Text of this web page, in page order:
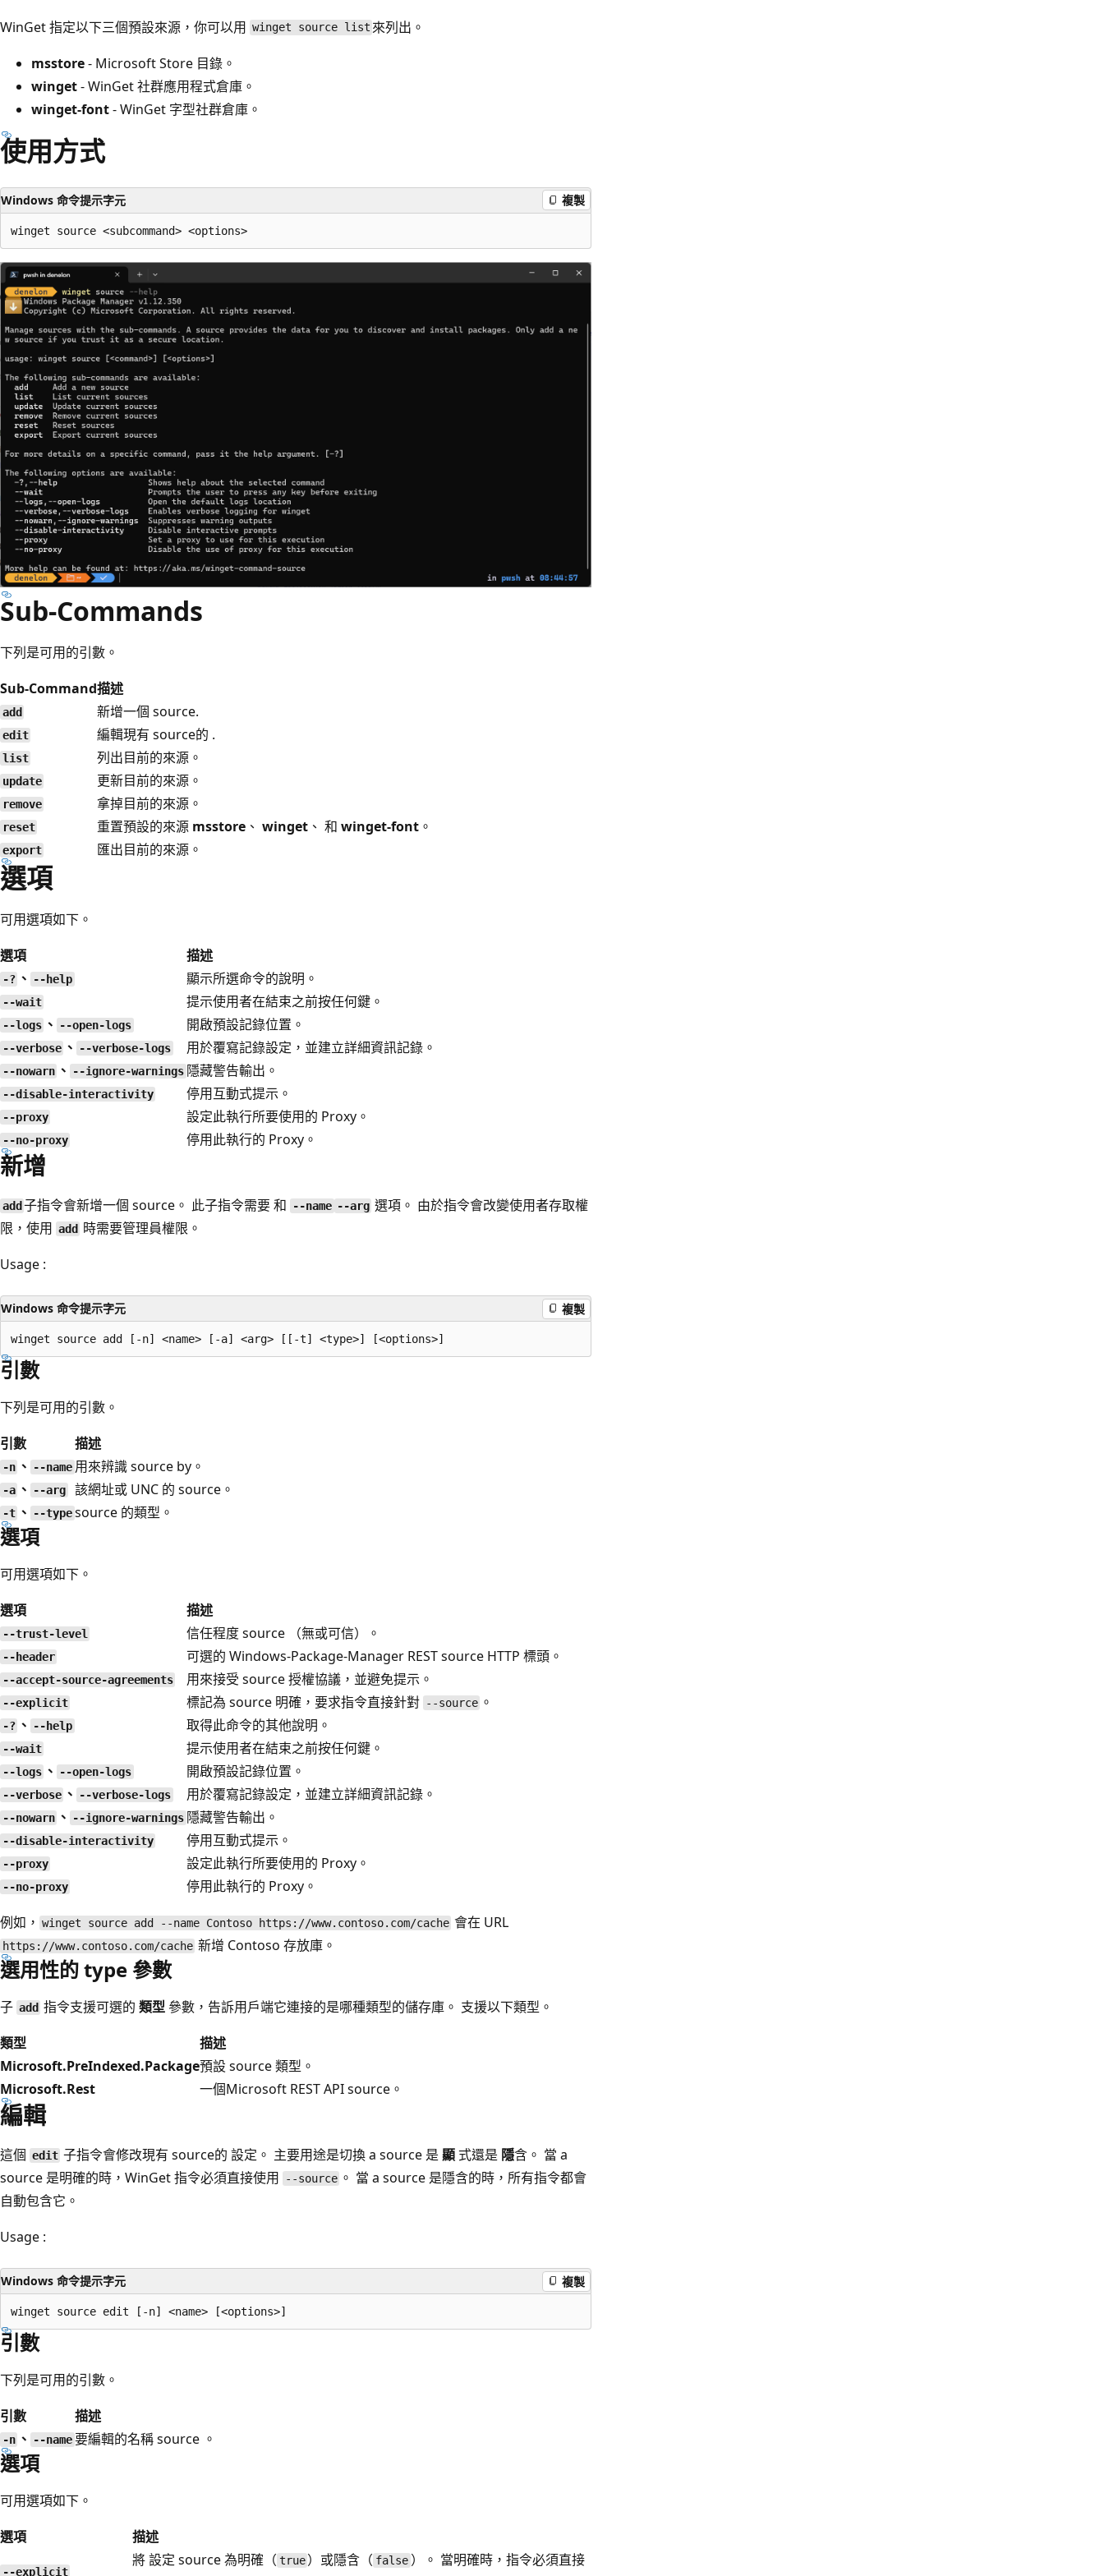
WinGet 指定以下三個預設來源，你可以用 winget source list 來列出。
msstore- Microsoft Store 目錄。
winget- WinGet 社群應用程式倉庫。
winget-font- WinGet 字型社群倉庫。
使用方式
Windows 命令提示字元 複製
Sub-Commands
下列是可用的引數。
Sub-Command描述
add 新增一個 source.
edit 編輯現有 source的 .
list 列出目前的來源。
update 更新目前的來源。
remove 拿掉目前的來源。
reset 重置預設的來源 msstore 、 winget 、 和 winget-font 。
export 匯出目前的來源。
選項
可用選項如下。
選項
描述
-? 、 --help 顯示所選命令的說明。
--wait 提示使用者在結束之前按任何鍵。
--logs 、 --open-logs 開啟預設記錄位置。
--verbose 、 --verbose-logs 用於覆寫記錄設定，並建立詳細資訊記錄。
--nowarn 、 --ignore-warnings 隱藏警告輸出。
--disable-interactivity 停用互動式提示。
--proxy 設定此執行所要使用的 Proxy。
--no-proxy 停用此執行的 Proxy。
新增
add 子指令會新增一個 source。 此子指令需要 和 --name --arg 選項。 由於指令會改變使用者存取權
限，使用 add 時需要管理員權限。
Usage :
Windows 命令提示字元 複製
引數
下列是可用的引數。
引數
描述
-n 、 --name 用來辨識 source by。
-a 、 --arg 該網址或 UNC 的 source。
-t 、 --typesource 的類型。
選項
可用選項如下。
選項
描述
--trust-level 信任程度 source （無或可信）。
--header 可選的 Windows-Package-Manager REST source HTTP 標頭。
--accept-source-agreements 用來接受 source 授權協議，並避免提示。
--explicit 標記為 source 明確，要求指令直接針對 --source 。
-? 、 --help 取得此命令的其他說明。
--wait 提示使用者在結束之前按任何鍵。
--logs 、 --open-logs 開啟預設記錄位置。
--verbose 、 --verbose-logs 用於覆寫記錄設定，並建立詳細資訊記錄。
--nowarn 、 --ignore-warnings 隱藏警告輸出。
--disable-interactivity 停用互動式提示。
--proxy 設定此執行所要使用的 Proxy。
--no-proxy
停用此執行的 Proxy。
例如， winget source add --name Contoso https://www.contoso.com/cache 會在 URL
https://www.contoso.com/cache 新增 Contoso 存放庫。
選用性的 type 參數
子 add 指令支援可選的類型參數，告訴用戶端它連接的是哪種類型的儲存庫。 支援以下類型。
類型
描述
Microsoft.PreIndexed.Package預設 source 類型。
Microsoft.Rest
一個Microsoft REST API source。
編輯
這個 edit 子指令會修改現有 source的 設定。 主要用途是切換 a source 是顯式還是 隱含。 當 a
source 是明確的時，WinGet 指令必須直接使用
--source 。 當 a source 是隱含的時，所有指令都會
自動包含它。
Usage :
Windows 命令提示字元 複製
引數
下列是可用的引數。
引數
描述
-n 、 --name要編輯的名稱 source 。
選項
可用選項如下。
選項
描述
--explicit
將 設定 source 為明確（ true ）或隱含（ false）。 當明確時，指令必須直接